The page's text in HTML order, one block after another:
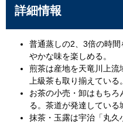
詳細情報
普通蒸しの2、3倍の時
やかな味を楽しめる。
煎茶は産地を天竜川上流
上級茶も取り揃えている。
お茶の小売・卸はもち
る。茶道が発達している
抹茶・玉露は宇治「丸久